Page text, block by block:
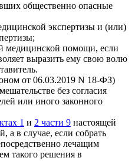
общественно опасные
экспертизы и (или)
медицинской помощи, если
выразить ему свою волю
от 06.03.2019 N 18-ФЗ)
без согласия
или иного законного
1 и 2 части 9 настоящей
а в случае, если собрать
лечащим
такого решения в